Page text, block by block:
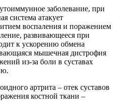
заболевание, при
система атакует
воспаления и поражением
развивающееся при
к ускорению обмена
мышечная дистрофия
из-за боли в суставах
артрита – отек суставов
костной ткани –